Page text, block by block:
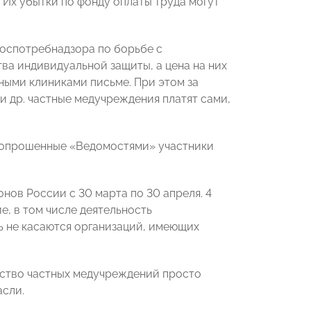
по борьбе с
индивидуальной защиты, а цена на них
клиниками письме. При этом за
частные медучреждения платят сами,
«Ведомостями» участники
России с 30 марта по 30 апреля. 4
в том числе деятельность
не касаются организаций, имеющих
частных медучреждений просто